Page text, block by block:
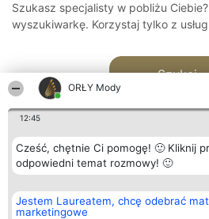
ORŁY Mody
12:45
Cześć, chętnie Ci pomogę! 🙂 Kliknij
odpowiedni temat rozmowy! 🙂
Jestem Laureatem, chcę odebrać
marketingowe
Szukasz specjalisty w pobliżu
wyszukiwarkę. Korzystaj tylko z
Szukaj
Organizator plebiscytu
Bright Side Solutions sp. z o.
o. sp. k.
Plebiscyt
Laureaci